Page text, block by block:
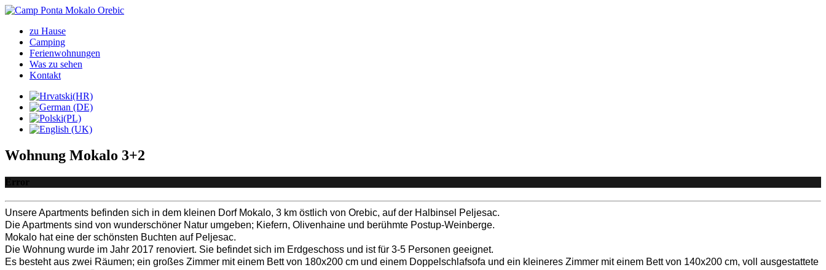
zu Hause
Camping
Ferienwohnungen
Was zu sehen
Kontakt
Wohnung Mokalo 3+2
Error
Unsere Apartments befinden sich in dem kleinen Dorf Mokalo, 3 km östlich von Orebic, auf der Halbinsel Peljesac.
Die Apartments sind von wunderschöner Natur umgeben; Kiefern, Olivenhaine und berühmte Postup-Weinberge.
Mokalo hat eine der schönsten Buchten auf Peljesac.
Die Wohnung wurde im Jahr 2017 renoviert. Sie befindet sich im Erdgeschoss und ist für 3-5 Personen geeignet.
Es besteht aus zwei Räumen; ein großes Zimmer mit einem Bett von 180x200 cm und einem Doppelschlafsofa und ein kleineres Zimmer mit einem Bett von 140x200 cm, voll ausgestattete